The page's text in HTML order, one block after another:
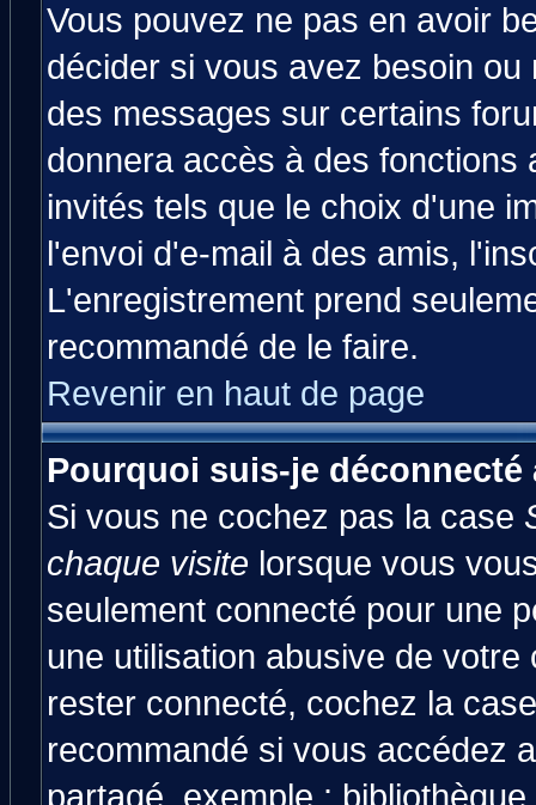
Vous pouvez ne pas en avoir
décider si vous avez besoin
des messages sur certains
donnera accès à des fonctions
invités tels que le choix d'une
l'envoi d'e-mail à des amis,
L'enregistrement prend
recommandé de le faire.
Revenir en haut de page
Pourquoi suis-je
Si vous ne cochez pas la case
chaque visite lorsque vous
seulement connecté pour une
une utilisation abusive de
rester connecté, cochez la
recommandé si vous accédez
partagé, exemple :